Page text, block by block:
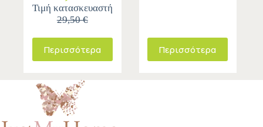
Τιμή κατασκευαστή
29,50 €
Περισσότερα Περισσότερα